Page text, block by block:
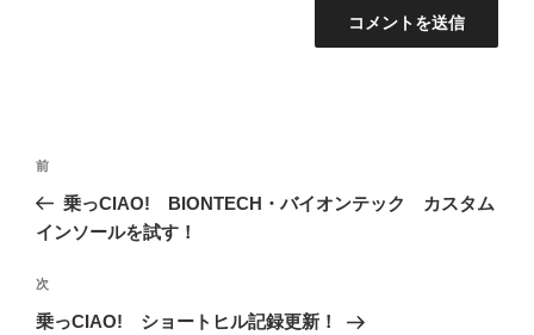
投
ナ
ゲ
ー
過
去
の
稿
前
乗っCIAO! BIONTECH・バイオンテック カスタム
インソールを試す！
次
の
次
乗っCIAO! ショートヒル記録更新！